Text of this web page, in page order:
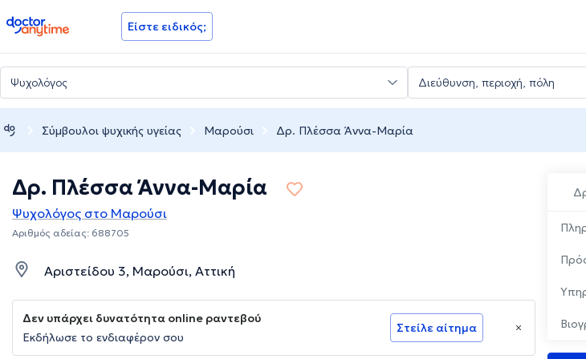
doctoranytime Είστε ειδικός;
Σύμβουλοι ψυχικής υγείας Μαρούσι Δρ. Πλέσσα Άννα-Μαρία
Δρ. Πλέσσα Άννα-Μαρία
Ψυχολόγος στο Μαρούσι
Αριθμός αδείας: 688705
Αριστείδου 3, Μαρούσι, Αττική
Δεν υπάρχει δυνατότητα online ραντεβού
Εκδήλωσε το ενδιαφέρον σου
Στείλε αίτημα